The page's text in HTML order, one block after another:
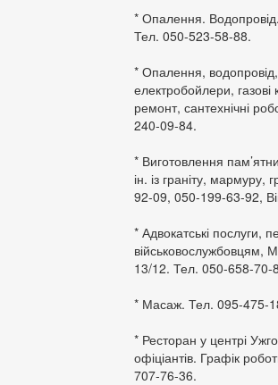
* Опалення.
Тел. 050-523-58-88.
* Опалення,
електробойлери,
ремонт, сантехнічні
240-09-84.
* Виготовлення
ін. із граніту, мармуру,
92-09, 050-199-63-92,
* Адвокатські послуги,
військовослужбовцям,
13/12. Тел. 050-658-70-
* Масаж. Тел. 095-475-
* Ресторан у центрі
офіціантів. Графік
707-76-36.